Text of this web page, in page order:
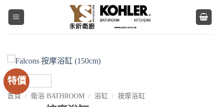
特價
首頁 / 衛浴 BATHROOM / 浴缸 / 按摩浴缸